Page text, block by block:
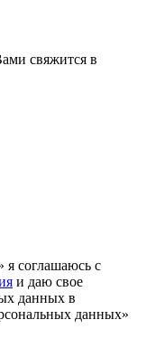
свяжится в
я соглашаюсь с
и даю свое
данных в
данных»